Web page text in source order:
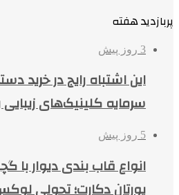
پربازدید هفته
3 روز پیش
این اشتباه رایج در خرید
سرمایه کلینیک‌های
5 روز پیش
انواع قاب بندی دیوار با
یورتان دکارت؛ تحولی